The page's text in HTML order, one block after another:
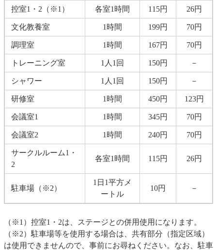
控室1・2（※1） 各室1時間 115円 26円
文化教養室 1時間 199円 70円
調理室 1時間 167円 70円
トレーニング室 1人1回 150円 －
シャワー 1人1回 150円 －
研修室 1時間 450円 123円
会議室1 1時間 345円 70円
会議室2 1時間 240円 70円
サークルルーム1・
2
各室1時間 115円 26円
駐車場（※2）
1日1平方メ
ートル
10円 －
（※1）控室1・2は、ステージとの併用使用になります。
（※2）駐車場等を使用する場合は、共有部分（指定区域）
は使用できませんので、事前にお尋ねください。なお、駐車